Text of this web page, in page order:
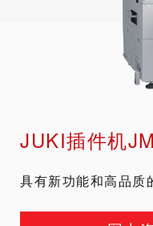
JUKI插件机
具有新功能和高品质